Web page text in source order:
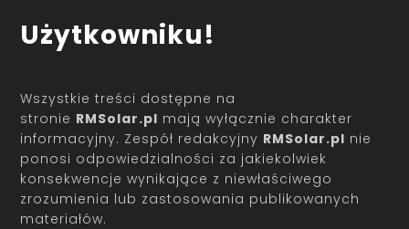
Użytkowniku!
Wszystkie treści dostępne na
stronie RMSolar.pl mają wyłącznie charakter
informacyjny. Zespół redakcyjny RMSolar.pl nie
ponosi odpowiedzialności za jakiekolwiek
konsekwencje wynikające z niewłaściwego
zrozumienia lub zastosowania publikowanych
materiałów.